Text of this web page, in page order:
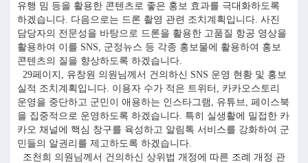
유행 밈 등을 활용한 콘텐츠로 좋은 홍보 효과를 극대화하도록
하겠습니다. 다음으로는 드론 촬영 관련 조치계획입니다. 사진
담당자의 전문성을 바탕으로 드론을 활용한 고품질 항공 영상을
활용하여 이를 SNS, 군정뉴스 등 각종 홍보물에 활용하여 홍보
콘텐츠의 질을 향상하도록 하겠습니다.
29페이지, 유창원 의원님께서 건의하신 SNS 운영 현황 및 홍보
실적 조치계획입니다. 이용자 수가 적은 트위터, 카카오스토리
운영을 중단하고 군민이 애용하는 인스타그램, 유튜브, 페이스북
을 집중적으로 운영하도록 하겠습니다. 특히 실생활에 밀접한 카
카오 채널에 핵심 창구를 육성하고 알림톡 서비스를 강화하여 군
민들의 알권리를 제고하도록 하겠습니다.
조천희 의원님께서 건의하신 상위법 개정에 따른 조례 개정 관